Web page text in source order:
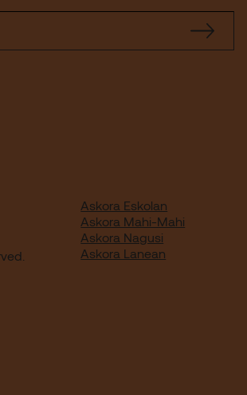
Askora Eskolan
Askora Mahi-Mahi
Askora Nagusi
Askora Lanean